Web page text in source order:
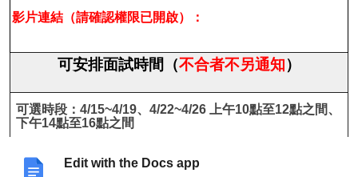
Edit with the Docs app
影片連結（請確認權限已開啟）：
可安排面試時間（不合者不另通知）
可選時段：4/15~4/19、4/22~4/26 上午10點至12點之間、
下午14點至16點之間